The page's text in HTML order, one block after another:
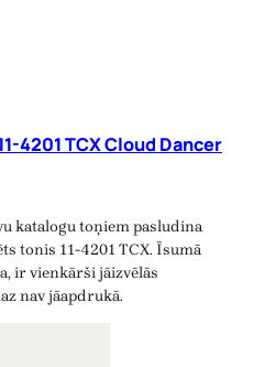
4201 TCX Cloud Dancer
katalogu toņiem pasludina
tonis 11-4201 TCX. Īsumā
ir vienkārši jāizvēlās
nav jāapdrukā.